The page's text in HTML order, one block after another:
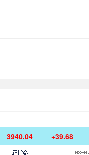
3940.04 +39.68